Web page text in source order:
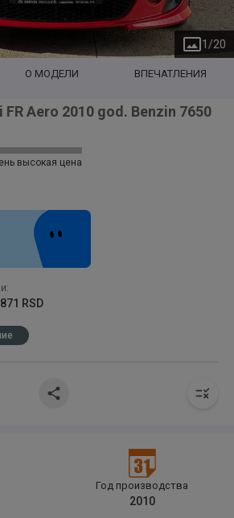
1 /20
О МОДЕЛИ ВПЕЧАТЛЕНИЯ
Aero 2010 god. Benzin 7650
высокая цена
:
RSD
Год производства
2010